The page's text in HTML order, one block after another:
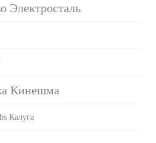
Электросталь
Кинешма
Калуга